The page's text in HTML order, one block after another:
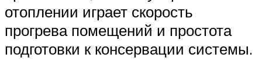
отоплении играет скорость
прогрева помещений и простота
подготовки к консервации системы.